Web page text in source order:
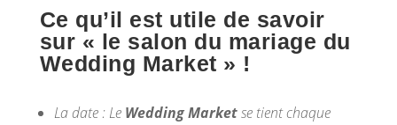
Ce qu’il est utile de savoir
sur « le salon du mariage du
Wedding Market » !
La date : Le Wedding Marketse tient chaque